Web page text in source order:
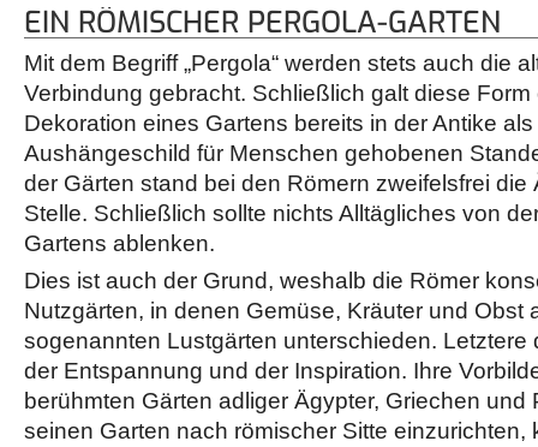
EIN RÖMISCHER PERGOLA-GARTEN
Mit dem Begriff „Pergola“ werden stets auch die
Verbindung gebracht. Schließlich galt diese
Dekoration eines Gartens bereits in der Antike
Aushängeschild für Menschen gehobenen
der Gärten stand bei den Römern zweifelsfrei die
Stelle. Schließlich sollte nichts Alltägliches von
Gartens ablenken.
Dies ist auch der Grund, weshalb die Römer
Nutzgärten, in denen Gemüse, Kräuter und Obst
sogenannten Lustgärten unterschieden. Letztere
der Entspannung und der Inspiration. Ihre
berühmten Gärten adliger Ägypter, Griechen und
seinen Garten nach römischer Sitte einzurichten,